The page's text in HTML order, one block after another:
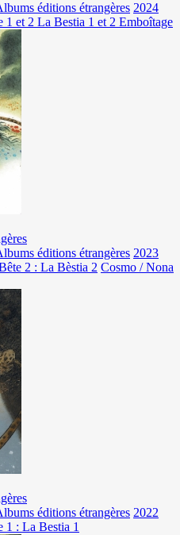
éditions étrangères 2024
1 et 2 La Bestia 1 et 2 Emboîtage
éditions étrangères 2023
2 : La Bèstia 2 Cosmo / Nona
éditions étrangères 2022
1 : La Bestia 1